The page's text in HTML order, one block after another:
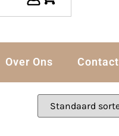
Over Ons Contact